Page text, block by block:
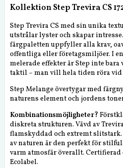
Kollektion Step Trevira CS
Step Trevira CS med sin unika
utstrålar lyster och skapar
färgpaletten uppfyller alla krav,
offentliga eller företagsmiljöer. I
melerade effekter är Step inte
taktil – man vill hela tiden röra
Step Melange övertygar med
naturens element och jordens
Kombinationsmöjligheter?
diskreta strukturen. Vävd av
flamskyddad och extremt
av naturen är den perfekt för
varm atmosfär överallt. Certifierad
Ecolabel.